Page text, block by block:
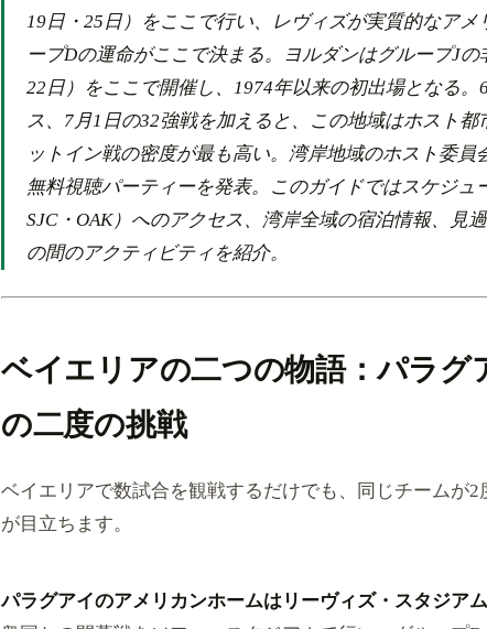
19日・25日）をここで行い、レヴィズが実質的なア
ープDの運命がここで決まる。ヨルダンはグループJの
22日）をここで開催し、1974年以来の初出場となる。
ス、7月1日の32強戦を加えると、この地域はホスト
ットイン戦の密度が最も高い。湾岸地域のホスト委員
無料視聴パーティーを発表。このガイドではスケジュ
SJC・OAK）へのアクセス、湾岸全域の宿泊情報、見
の間のアクティビティを紹介。
ベイエリアの二つの物語：パラグ
の二度の挑戦
ベイエリアで数試合を観戦するだけでも、同じチームが
が目立ちます。
パラグアイのアメリカンホームはリーヴィズ・スタジアム